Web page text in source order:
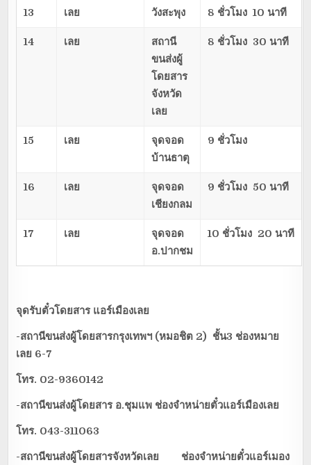
13 เลย วังสะพุง 8 ชั่วโมง 10 นาที
14 เลย
สถานี
ขนส่งผู้
โดยสาร
จังหวัด
เลย
8 ชั่วโมง 30 นาที
15 เลย
จุดจอด
บ้านธาตุ
9 ชั่วโมง
16 เลย
จุดจอด
เชียงกลม
9 ชั่วโมง 50 นาที
17 เลย
จุดจอด
อ.ปากชม
10 ชั่วโมง 20 นาที
จุดรับตั๋วโดยสารแอร์เมืองเลย
-สถานีขนส่งผู้โดยสารกรุงเทพฯ (หมอชิต 2) ชั้น3 ช่องหมาย
เลย 6-7
โทร. 02-9360142
-สถานีขนส่งผู้โดยสาร อ.ชุมแพ ช่องจำหน่ายตั๋วแอร์เมืองเลย
โทร. 043-311063
-สถานีขนส่งผู้โดยสารจังหวัดเลย ช่องจำหน่ายตั๋วแอร์เมอง